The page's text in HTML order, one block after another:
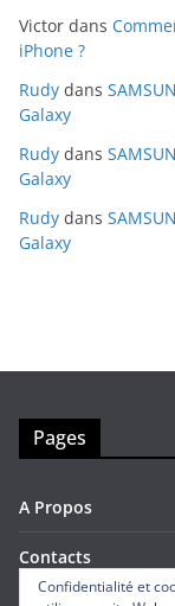
Victor dans
iPhone ?
Rudy dans
Galaxy
Rudy dans
Galaxy
Rudy dans
Galaxy
Pages
A Propos
Contacts
Confidentialité et